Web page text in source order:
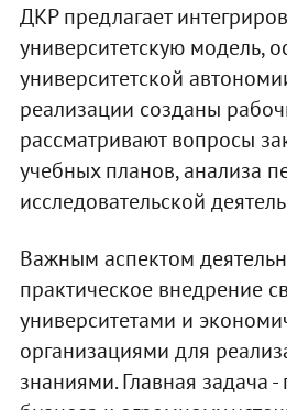
ДКР предлагает
университетскую модель,
университетской
реализации созданы
рассматривают вопросы
учебных планов, анализа
исследовательской
Важным аспектом
практическое внедрение
университетами и
организациями для
знаниями. Главная задача